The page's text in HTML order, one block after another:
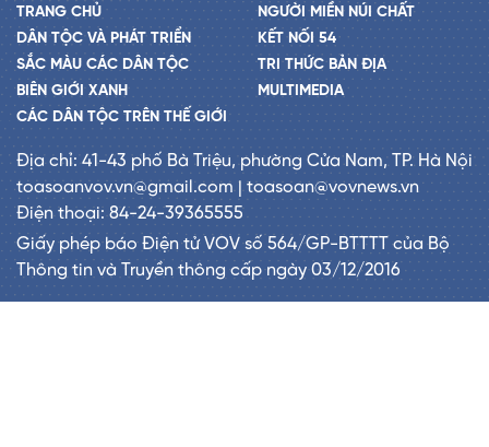
TRANG CHỦ
DÂN TỘC VÀ PHÁT TRIỂN
SẮC MÀU CÁC DÂN TỘC
BIÊN GIỚI XANH
CÁC DÂN TỘC TRÊN THẾ GIỚI
NGƯỜI MIỀN NÚI CHẤT
KẾT NỐI 54
TRI THỨC BẢN ĐỊA
MULTIMEDIA
Địa chỉ: 41-43 phố Bà Triệu, phường Cửa Nam, TP. Hà Nội
toasoanvov.vn@gmail.com | toasoan@vovnews.vn
Điện thoại: 84-24-39365555
Giấy phép báo Điện tử VOV số 564/GP-BTTTT của Bộ
Thông tin và Truyền thông cấp ngày 03/12/2016